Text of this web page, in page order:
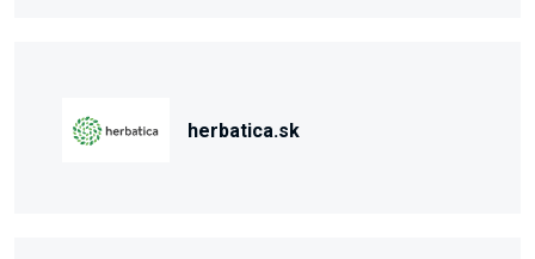
herbatica.sk